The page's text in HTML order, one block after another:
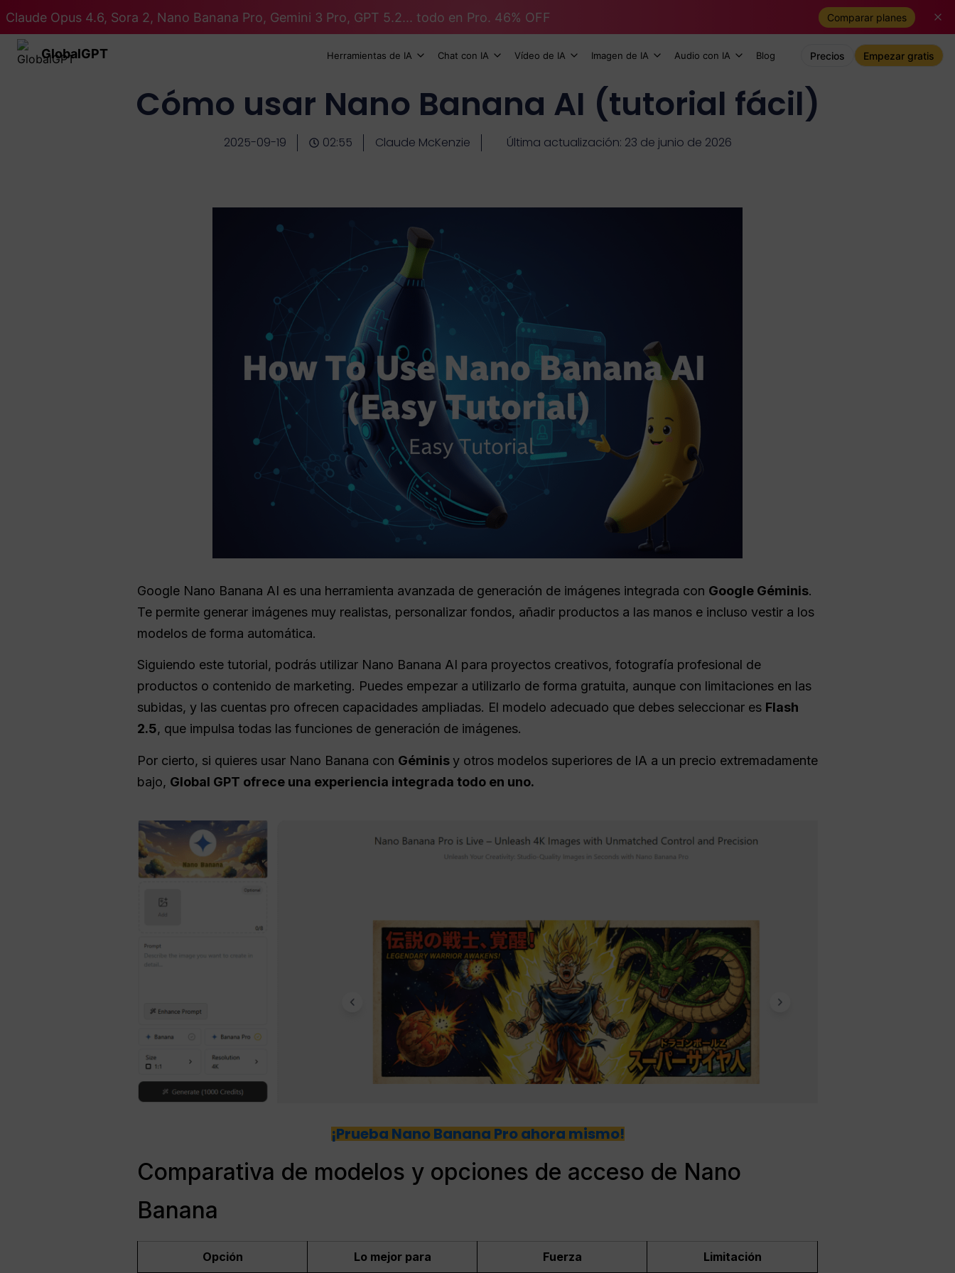
Claude Opus 4.6, Sora 2, Nano Banana Pro, Gemini 3 Pro, GPT 5.2... todo en Pro. 46% OFF Comparar planes
GlobalGPT Herramientas de IA Chat con IA Vídeo de IA Imagen de IA Audio con IA Blog Precios Empezar gratis
Cómo usar Nano Banana AI (tutorial fácil)
2025-09-19 02:55 Claude McKenzie Última actualización: 23 de junio de 2026
Google Nano Banana AI es una herramienta avanzada de generación de imágenes integrada con Google Géminis.
Te permite generar imágenes muy realistas, personalizar fondos, añadir productos a las manos e incluso vestir a los
modelos de forma automática.
Siguiendo este tutorial, podrás utilizar Nano Banana AI para proyectos creativos, fotografía profesional de
productos o contenido de marketing. Puedes empezar a utilizarlo de forma gratuita, aunque con limitaciones en las
subidas, y las cuentas pro ofrecen capacidades ampliadas. El modelo adecuado que debes seleccionar es Flash
2.5, que impulsa todas las funciones de generación de imágenes.
Por cierto, si quieres usar Nano Banana con Géminisy otros modelos superiores de IA a un precio extremadamente
bajo, Global GPT ofrece una experiencia integrada todo en uno.
¡Prueba Nano Banana Pro ahora mismo!
Comparativa de modelos y opciones de acceso de Nano
Banana
Opción Lo mejor para Fuerza Limitación